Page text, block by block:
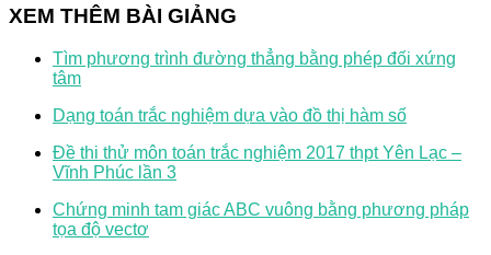
XEM THÊM BÀI GIẢNG
Tìm phương trình đường thẳng bằng phép đối xứng
tâm
Dạng toán trắc nghiệm dựa vào đồ thị hàm số
Đề thi thử môn toán trắc nghiệm 2017 thpt Yên Lạc –
Vĩnh Phúc lần 3
Chứng minh tam giác ABC vuông bằng phương pháp
tọa độ vectơ